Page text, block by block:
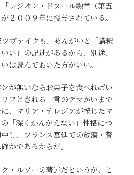
レジオン・ドヌール勲章（第五
２００９年に授与されている。
ヴァイクも、あんがいと「講釈
い」の記述があるから、別途、
は読んでおいた方がいい。
ンが無いならお菓子を食べればい
フとされる一言のデマがいまで
、マリア・テレジアが按じたマ
「深くかんがえない」性格につ
し、フランス宮廷での放蕩・贅
かであるからだ。
・ルソーの著述だというが、こ